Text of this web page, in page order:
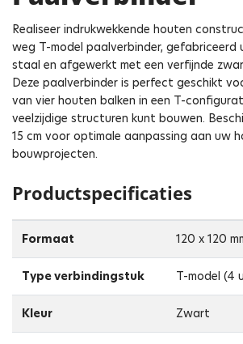
Realiseer indrukwekkende houten
weg T-model paalverbinder, gefabriceerd
staal en afgewerkt met een verfijnde
Deze paalverbinder is perfect geschikt
van vier houten balken in een T-
veelzijdige structuren kunt bouwen.
15 cm voor optimale aanpassing aan uw
bouwprojecten.
Productspecificaties
Formaat 120 x 120
Type verbindingstuk T-model (4
Kleur Zwart